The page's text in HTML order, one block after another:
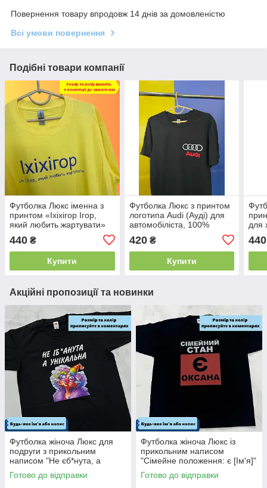
Повернення товару впродовж 14 днів за домовленістю
Всі умови повернення
Подібні товари компанії
Футболка Люкс іменна з
принтом «Іхіхігор Ігор,
який любить жартувати»
100% бавовна
440 ₴
Купити
Футболка Люкс з принтом
логотипа Audi (Ауді) для
автомобіліста, 100%
420₴
Купити
для
440
Акційні пропозиції та новинки
Футболка жіноча Люкс для
подруги з прикольним
написом "Не єб*нута, а
унікальна" 100% бавовна
Готово до відправки
Футболка жіноча Люкс із
прикольним написом
"Сімейне положення: є [Ім'я]"
(будь-яке ім'я) 100% бавовна
Готово до відправки